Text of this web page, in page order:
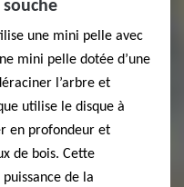
une mini pelle avec
mini pelle dotée d’une
l’arbre et
utilise le disque à
en profondeur et
de bois. Cette
de la